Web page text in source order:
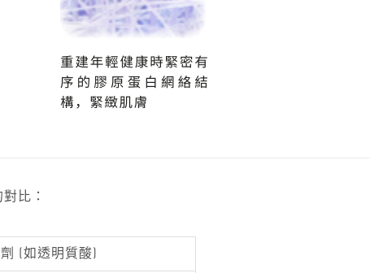
比：
(如透明質酸)